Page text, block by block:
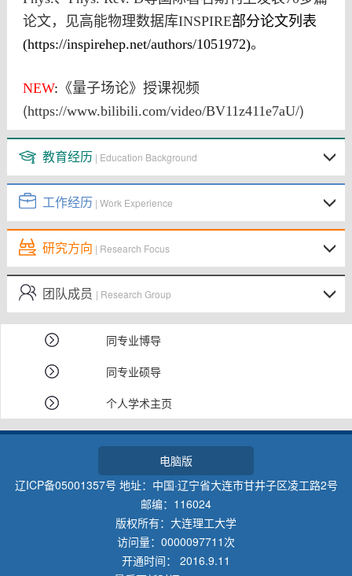
论文，见高能物理数据库INSPIRE部分论文列表
(https://inspirehep.net/authors/1051972)。
NEW: 《量子场论》授课视频
(https://www.bilibili.com/video/BV11z411e7aU/)
教育经历 | Education Background
工作经历 | Work Experience
研究方向 | Research Focus
团队成员 | Research Group
同专业博导
同专业硕导
个人学术主页
电脑版
辽ICP备05001357号 地址：中国·辽宁省大连市甘井子区凌工路2号
邮编：116024
版权所有：大连理工大学
访问量： 0000097711次
开通时间： 2016.9.11